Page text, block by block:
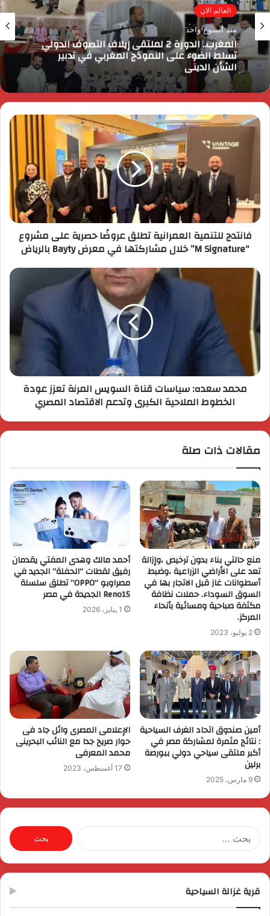
العالم الان
منذ أسبوع واحد
المغرب.. الدورة 2 لملتقى إيلاف التصوف الدولي
تسلط الضوء على النموذج المغربي في تدبير
الشأن الديني
فانتدج للتنمية العمرانية تطلق عروضًا حصرية على مشروع
“M Signature” خلال مشاركتها في معرض Bayty بالرياض
محمد سعده: سياسات قناة السويس المرنة تعزز عودة
الخطوط الملاحية الكبرى وتدعم الاقتصاد المصري
مقالات ذات صلة
منع حالتي بناء بدون ترخيص ،وإزالة
تعد على الأراضي الزراعية ،وضبط
أسطوانات غاز قبل الاتجار بها في
السوق السوداء. حملات نظافة
مكثفة صباحية ومسائية بأنحاء
المركز.
2 يوليو، 2023
أحمد مالك وهدى المفتي يقدمان
رفيق لقطات “الحفلة” الجديد في
مصراوبو “OPPO” تطلق سلسلة
Reno15 الجديدة في مصر
1 يناير، 2026
أمين صندوق اتحاد الغرف السياحية
: نتائج مثمرة لمشاركة مصر في
أكبر ملتقى سياحي دولي ببورصة
برلين
9 مارس، 2025
الإعلامى المصرى وائل جاد فى
حوار صريح جدا مع النائب البحرينى
محمد المعرفى
17 أغسطس، 2023
البحث
عن:
قرية غزالة السياحية